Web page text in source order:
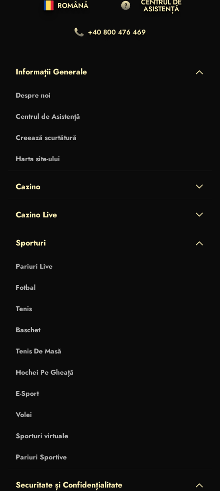
ROMÂNĂ CENTRUL DE
ASISTENȚĂ
+40 800 476 469
Informații Generale
Despre noi
Centrul de Asistență
Creează scurtătură
Harta site-ului
Cazino
Cazino Live
Sporturi
Pariuri Live
Fotbal
Tenis
Baschet
Tenis De Masă
Hochei Pe Gheață
E-Sport
Volei
Sporturi virtuale
Pariuri Sportive
Securitate și Confidențialitate